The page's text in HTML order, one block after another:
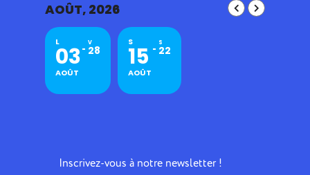
AOÛT, 2026
L
03
AOÛT
V
28
S
15
AOÛT
S
22
Inscrivez-vous à notre newsletter !